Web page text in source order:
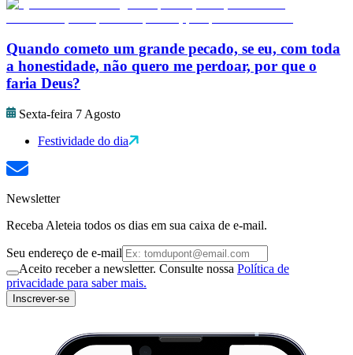
Quando cometo um grande pecado, se eu, com toda
a honestidade, não quero me perdoar, por que o
faria Deus?
Sexta-feira 7 Agosto
Festividade do dia
Newsletter
Receba Aleteia todos os dias em sua caixa de e-mail.
Seu endereço de e-mail
Aceito receber a newsletter. Consulte nossa Política de
privacidade para saber mais.
Inscrever-se